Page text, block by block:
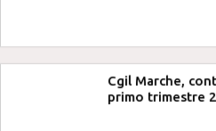
Cgil Marche,
primo trimestre